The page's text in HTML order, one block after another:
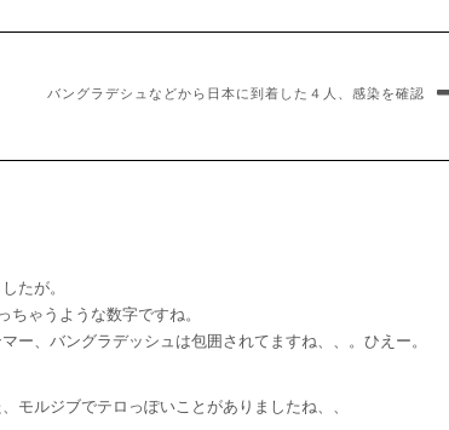
バングラデシュなどから日本に到着した４人、感染を確認
たが。
ゃうような数字ですね。
ー、バングラデッシュは包囲されてますね、、。ひえー。
モルジブでテロっぽいことがありましたね、、